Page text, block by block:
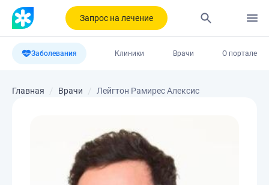
Запрос на лечение
Заболевания Клиники Врачи О портале
Главная Врачи Лейгтон Рамирес Алексис